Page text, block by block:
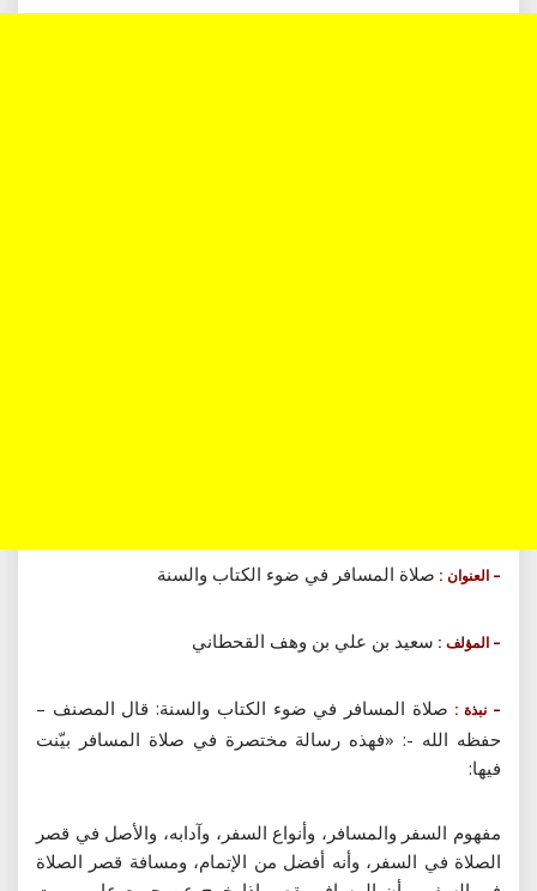
– العنوان : صلاة المسافر في ضوء الكتاب والسنة
– المؤلف : سعيد بن علي بن وهف القحطاني
– نبذة : صلاة المسافر في ضوء الكتاب والسنة: قال المصنف –
حفظه الله -: «فهذه رسالة مختصرة في صلاة المسافر بيّنت
فيها:
مفهوم السفر والمسافر، وأنواع السفر، وآدابه، والأصل في قصر
الصلاة في السفر، وأنه أفضل من الإتمام، ومسافة قصر الصلاة